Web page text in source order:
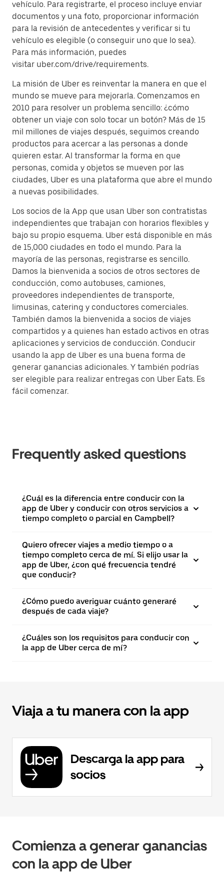
vehículo. Para registrarte, el proceso incluye enviar
documentos y una foto, proporcionar información
para la revisión de antecedentes y verificar si tu
vehículo es elegible (o conseguir uno que lo sea).
Para más información, puedes
visitar uber.com/drive/requirements.
La misión de Uber es reinventar la manera en que el
mundo se mueve para mejorarla. Comenzamos en
2010 para resolver un problema sencillo: ¿cómo
obtener un viaje con solo tocar un botón? Más de 15
mil millones de viajes después, seguimos creando
productos para acercar a las personas a donde
quieren estar. Al transformar la forma en que
personas, comida y objetos se mueven por las
ciudades, Uber es una plataforma que abre el mundo
a nuevas posibilidades.
Los socios de la App que usan Uber son contratistas
independientes que trabajan con horarios flexibles y
bajo su propio esquema. Uber está disponible en más
de 15,000 ciudades en todo el mundo. Para la
mayoría de las personas, registrarse es sencillo.
Damos la bienvenida a socios de otros sectores de
conducción, como autobuses, camiones,
proveedores independientes de transporte,
limusinas, catering y conductores comerciales.
También damos la bienvenida a socios de viajes
compartidos y a quienes han estado activos en otras
aplicaciones y servicios de conducción. Conducir
usando la app de Uber es una buena forma de
generar ganancias adicionales. Y también podrías
ser elegible para realizar entregas con Uber Eats. Es
fácil comenzar.
Frequently asked questions
¿Cuál es la diferencia entre conducir con la
app de Uber y conducir con otros servicios a
tiempo completo o parcial en Campbell?
Quiero ofrecer viajes a medio tiempo o a
tiempo completo cerca de mí. Si elijo usar la
app de Uber, ¿con qué frecuencia tendré
que conducir?
¿Cómo puedo averiguar cuánto generaré
después de cada viaje?
¿Cuáles son los requisitos para conducir con
la app de Uber cerca de mí?
Viaja a tu manera con la app
Descarga la app para
socios
Comienza a generar ganancias
con la app de Uber